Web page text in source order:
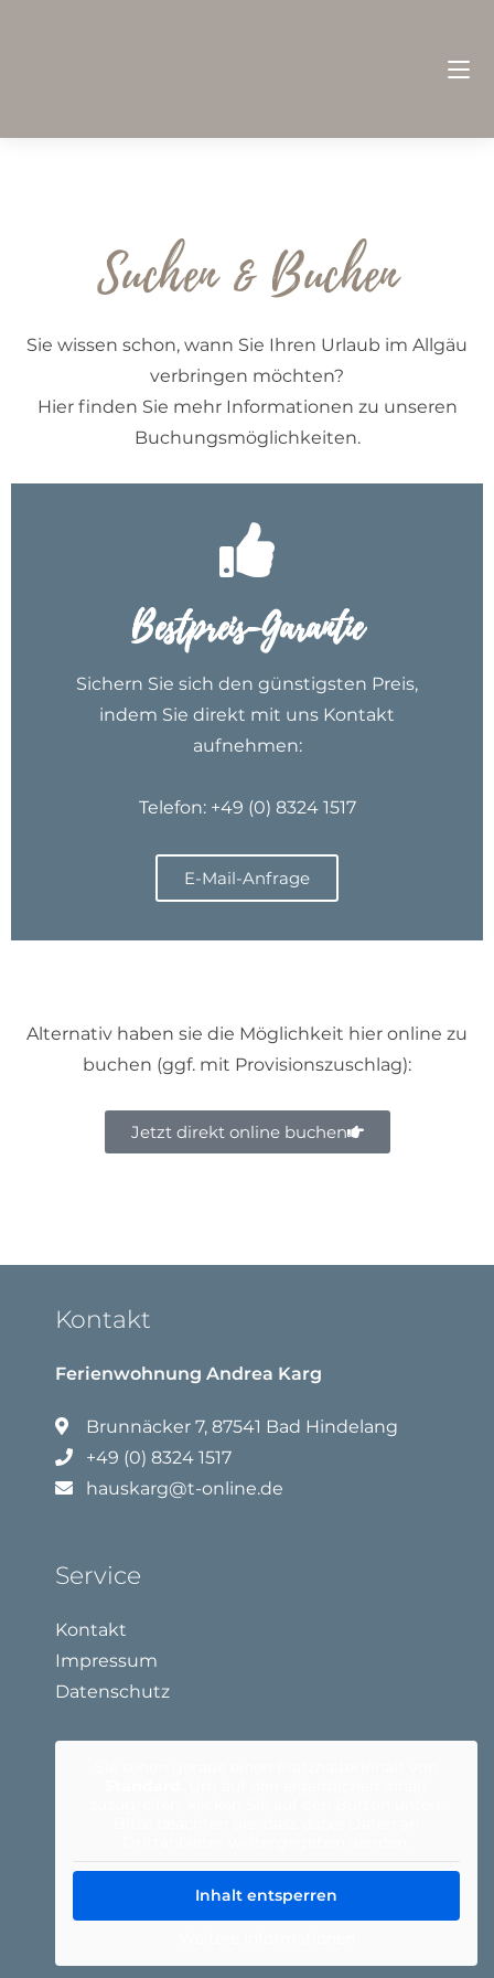
Suchen & Buchen
Sie wissen schon, wann Sie Ihren Urlaub im Allgäu
verbringen möchten?
Hier finden Sie mehr Informationen zu unseren
Buchungsmöglichkeiten.
Bestpreis-Garantie
Sichern Sie sich den günstigsten Preis,
indem Sie direkt mit uns Kontakt
aufnehmen:
Telefon: +49 (0) 8324 1517
E-Mail-Anfrage
Alternativ haben sie die Möglichkeit hier online zu
buchen (ggf. mit Provisionszuschlag):
Jetzt direkt online buchen
Kontakt
Ferienwohnung Andrea Karg
Brunnäcker 7, 87541 Bad Hindelang
+49 (0) 8324 1517
hauskarg@t-online.de
Service
Kontakt
Impressum
Datenschutz
Inhalt entsperren